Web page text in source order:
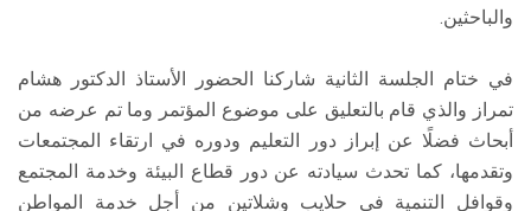
والباحثين.
في ختام الجلسة الثانية شاركنا الحضور الأستاذ الدكتور هشام
تمراز والذي قام بالتعليق على موضوع المؤتمر وما تم عرضه من
أبحاث فضلًا عن إبراز دور التعليم ودوره في ارتقاء المجتمعات
وتقدمها، كما تحدث سيادته عن دور قطاع البيئة وخدمة المجتمع
وقوافل التنمية في حلايب وشلاتين من أجل خدمة المواطن